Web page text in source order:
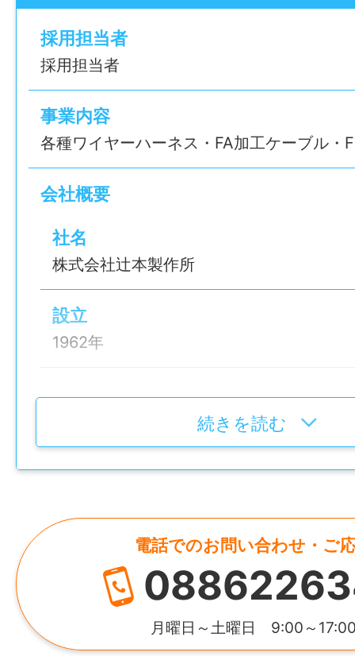
・試用期間：～3カ月
・試用期間中の労働条件：同条件
・雇用期間の定め：なし
・定年制：なし
・再雇用制度：なし
・固定残業代制：なし
情報公開日
休日・休暇
完全週休2日制（土日祝）
※平日に祝日がある場合は、土曜日が振替
諸手当
昇給あり
通勤手当あり
家族手当あり(配偶者10,000円、子供1人当
歳未満、上限3名まで）)
皆勤手当あり
その他手当あり(時間外手当、食事手当
社会保険完備（雇用・健康・労災・厚生）
月平均20時間程度
・受動喫煙防止対策：喫煙室設置
寸志あり
雇用形態
パート・アルバイト
経験
未経験可
不問
学歴
高卒以上
就業時間
①9:00~15:00
③9:00~17:00
④9:00~18:00
就業日
採用担当者
採用担当者
事業内容
各種ワイヤーハーネス・FA加工ケーブル・
会社概要
社名
株式会社辻本製作所
設立
1962年
代表者
資本金
http://www.kk-tsujimoto.co.jp/
続きを読む
電話でのお問い合わせ・ご
月曜日～土曜日 9:00～